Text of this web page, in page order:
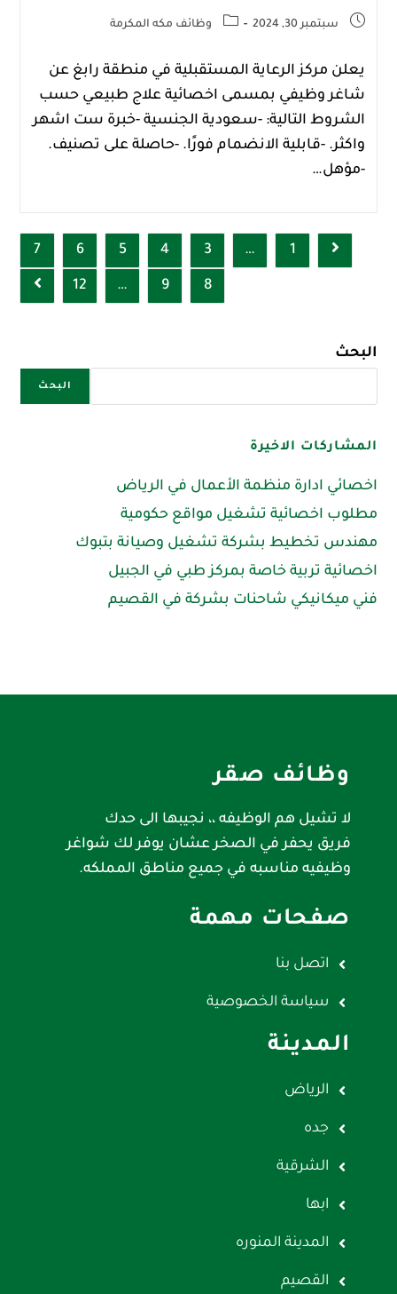
سبتمبر 30, 2024 وظائف مكه المكرمة
يعلن مركز الرعاية المستقبلية في منطقة رابغ عن
شاغر وظيفي بمسمى اخصائية علاج طبيعي حسب
الشروط التالية: -سعودية الجنسية -خبرة ست اشهر
واكثر. -قابلية الانضمام فورًا. -حاصلة على تصنيف.
-مؤهل…
1
…
3
4
5
6
7
8
9
…
12
البحث
البحث
المشاركات الاخيرة
اخصائي ادارة منظمة الأعمال في الرياض
مطلوب اخصائية تشغيل مواقع حكومية
مهندس تخطيط بشركة تشغيل وصيانة بتبوك
اخصائية تربية خاصة بمركز طبي في الجبيل
فني ميكانيكي شاحنات بشركة في القصيم
وظائف صقر
لا تشيل هم الوظيفه ،، نجيبها الى حدك
فريق يحفر في الصخر عشان يوفر لك شواغر
وظيفيه مناسبه في جميع مناطق المملكه.
صفحات مهمة
اتصل بنا
سياسة الخصوصية
المدينة
الرياض
جده
الشرقية
ابها
المدينة المنوره
القصيم